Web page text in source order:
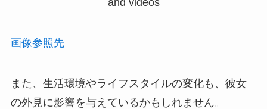
画像参照先
また、生活環境やライフスタイルの変化も、彼女
の外見に影響を与えているかもしれません。